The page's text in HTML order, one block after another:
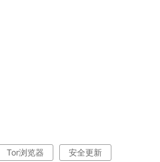
Tor浏览器 安全更新